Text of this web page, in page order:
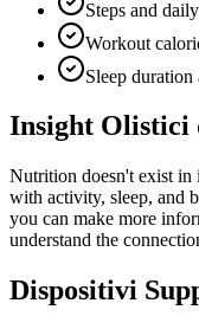
Steps and
Workout
Sleep
Insight Olistici
Nutrition doesn't exist
with activity, sleep, and
you can make more
understand the
Dispositivi